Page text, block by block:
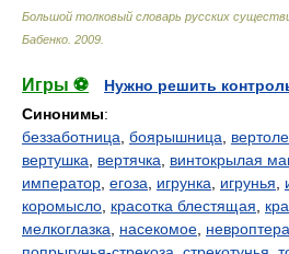
Большой толковый словарь русских
Бабенко 2009
Игры ⚽
Нужно решить
Синонимы:
беззаботница боярышница
вертушка
вертячка винтокрылая
император егоза игрунка игрунья
коромысло красотка блестящая
мелкоглазка
насекомое невроптера